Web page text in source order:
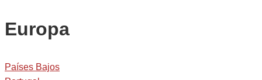
Europa
Países Bajos